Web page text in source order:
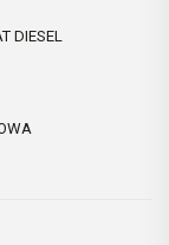
DIESEL